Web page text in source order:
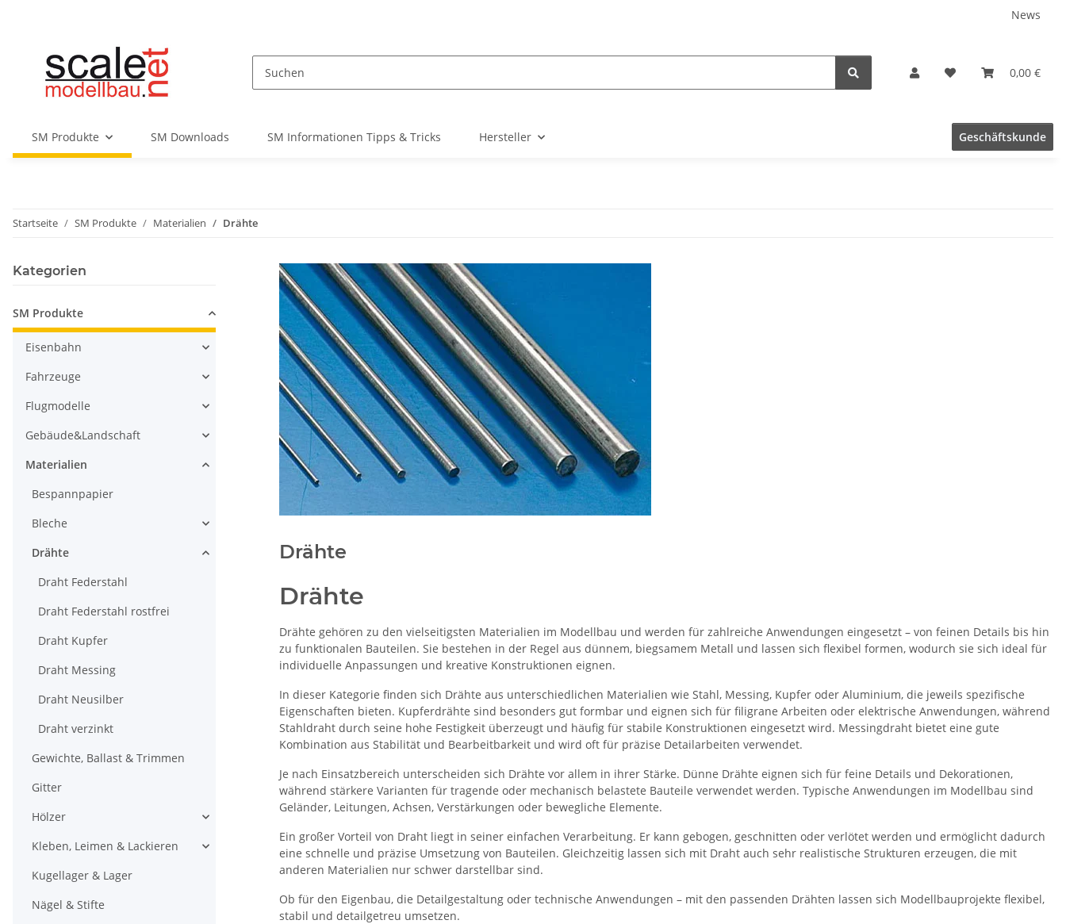
News
0,00 €
SM Produkte SM Downloads SM Informationen Tipps & Tricks Hersteller Geschäftskunde
Startseite SM Produkte Materialien Drähte
Drähte
Drähte
Drähte gehören zu den vielseitigsten Materialien im Modellbau und werden für zahlreiche Anwendungen eingesetzt – von feinen Details bis hin
zu funktionalen Bauteilen. Sie bestehen in der Regel aus dünnem, biegsamem Metall und lassen sich flexibel formen, wodurch sie sich ideal für
individuelle Anpassungen und kreative Konstruktionen eignen.
In dieser Kategorie finden sich Drähte aus unterschiedlichen Materialien wie Stahl, Messing, Kupfer oder Aluminium, die jeweils spezifische
Eigenschaften bieten. Kupferdrähte sind besonders gut formbar und eignen sich für filigrane Arbeiten oder elektrische Anwendungen, während
Stahldraht durch seine hohe Festigkeit überzeugt und häufig für stabile Konstruktionen eingesetzt wird. Messingdraht bietet eine gute
Kombination aus Stabilität und Bearbeitbarkeit und wird oft für präzise Detailarbeiten verwendet.
Je nach Einsatzbereich unterscheiden sich Drähte vor allem in ihrer Stärke. Dünne Drähte eignen sich für feine Details und Dekorationen,
während stärkere Varianten für tragende oder mechanisch belastete Bauteile verwendet werden. Typische Anwendungen im Modellbau sind
Geländer, Leitungen, Achsen, Verstärkungen oder bewegliche Elemente.
Ein großer Vorteil von Draht liegt in seiner einfachen Verarbeitung. Er kann gebogen, geschnitten oder verlötet werden und ermöglicht dadurch
eine schnelle und präzise Umsetzung von Bauteilen. Gleichzeitig lassen sich mit Draht auch sehr realistische Strukturen erzeugen, die mit
anderen Materialien nur schwer darstellbar sind.
Ob für den Eigenbau, die Detailgestaltung oder technische Anwendungen – mit den passenden Drähten lassen sich Modellbauprojekte flexibel,
stabil und detailgetreu umsetzen.
Kategorien
SM Produkte
Eisenbahn
Fahrzeuge
Flugmodelle
Gebäude&Landschaft
Materialien
Bespannpapier
Bleche
Drähte
Draht Federstahl
Draht Federstahl rostfrei
Draht Kupfer
Draht Messing
Draht Neusilber
Draht verzinkt
Gewichte, Ballast & Trimmen
Gitter
Hölzer
Kleben, Leimen & Lackieren
Kugellager & Lager
Nägel & Stifte